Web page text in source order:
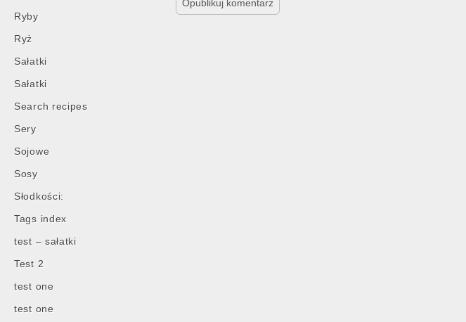
Ryby
Ryż
Sałatki
Sałatki
Search recipes
Sery
Sojowe
Sosy
Słodkości:
Tags index
test – sałatki
Test 2
test one
test one